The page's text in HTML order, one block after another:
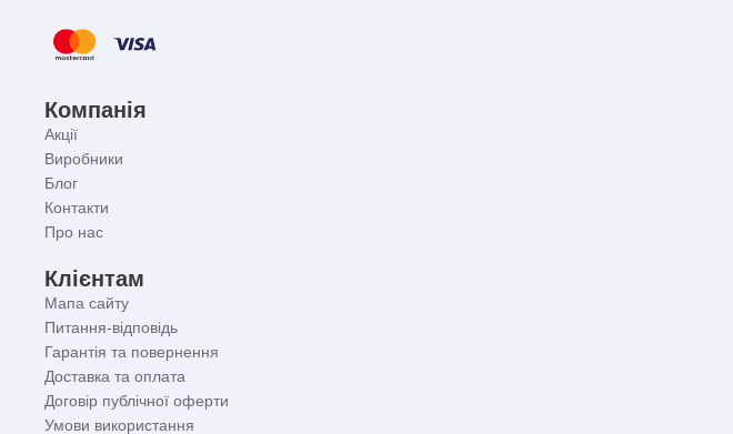
Компанія
Акції
Виробники
Блог
Контакти
Про нас
Клієнтам
Мапа сайту
Питання-відповідь
Гарантія та повернення
Доставка та оплата
Договір публічної оферти
Умови використання